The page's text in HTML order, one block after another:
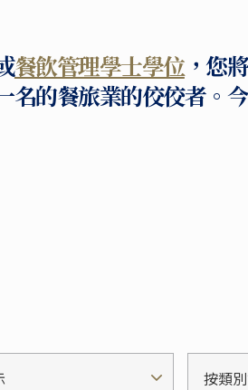
餐飲管理學士學位，您
名的餐旅業的佼佼者。
按類